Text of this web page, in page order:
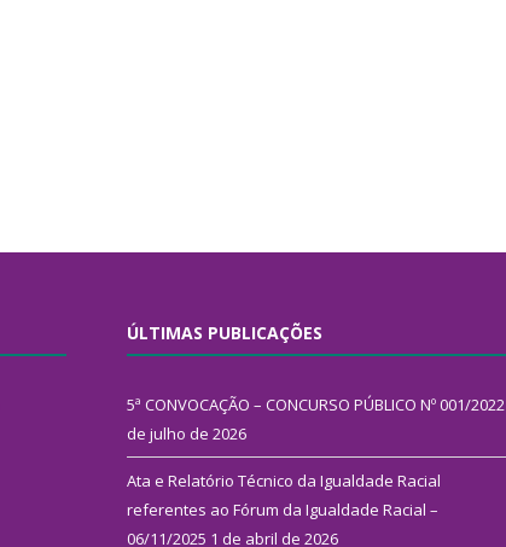
ÚLTIMAS PUBLICAÇÕES
5ª CONVOCAÇÃO – CONCURSO PÚBLICO Nº 001/2022
de julho de 2026
Ata e Relatório Técnico da Igualdade Racial
referentes ao Fórum da Igualdade Racial –
06/11/2025 1 de abril de 2026